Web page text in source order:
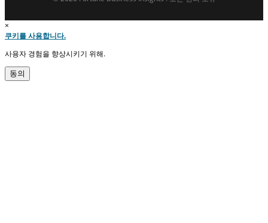
×
쿠키를 사용합니다.
사용자 경험을 향상시키기 위해.
동의